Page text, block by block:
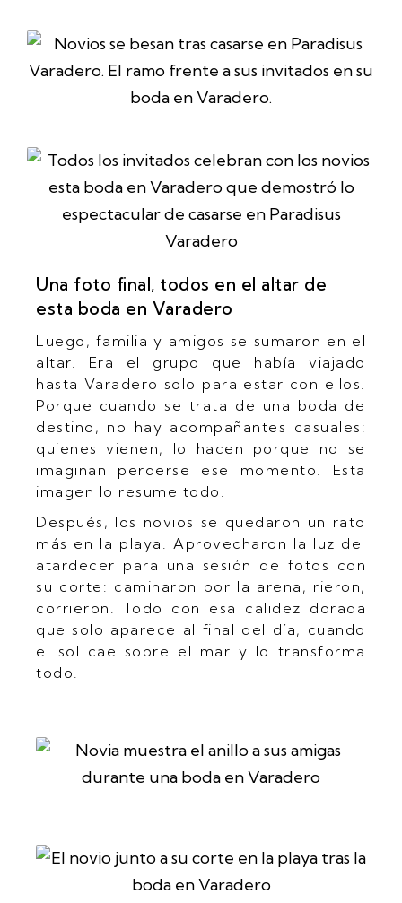
Una foto final, todos en el altar de
esta boda en Varadero
Luego, familia y amigos se sumaron en el
altar. Era el grupo que había viajado
hasta Varadero solo para estar con ellos.
Porque cuando se trata de una boda de
destino, no hay acompañantes casuales:
quienes vienen, lo hacen porque no se
imaginan perderse ese momento. Esta
imagen lo resume todo.
Después, los novios se quedaron un rato
más en la playa. Aprovecharon la luz del
atardecer para una sesión de fotos con
su corte: caminaron por la arena, rieron,
corrieron. Todo con esa calidez dorada
que solo aparece al final del día, cuando
el sol cae sobre el mar y lo transforma
todo.